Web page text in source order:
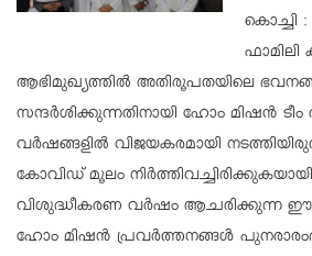
കൊച്ചി
ഫാമിലി
ആഭിമുഖ്യത്തിൽ അതിരൂപതയിലെ
സന്ദർശിക്കുന്നതിനായി ഹോം മിഷൻ
വർഷങ്ങളിൽ വിജയകരമായി
കോവിഡ് മൂലം
വിശുദ്ധീകരണ വർഷം ആചരിക്കുന്ന
ഹോം മിഷൻ പ്രവർത്തനങ്ങൾ